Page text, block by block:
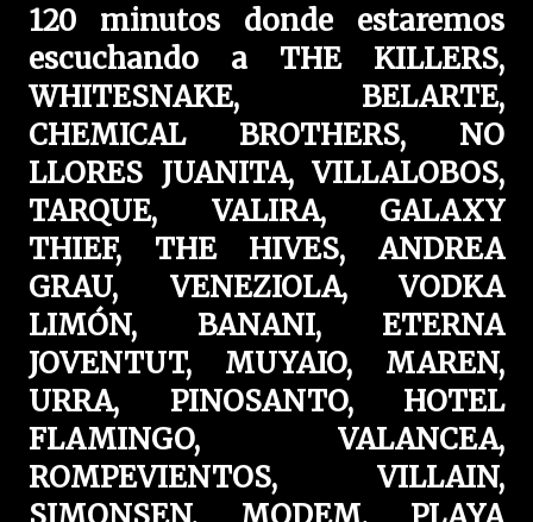
120 minutos donde estaremos
escuchando a THE KILLERS,
WHITESNAKE, BELARTE,
CHEMICAL BROTHERS, NO
LLORES JUANITA, VILLALOBOS,
TARQUE, VALIRA, GALAXY
THIEF, THE HIVES, ANDREA
GRAU, VENEZIOLA, VODKA
LIMÓN, BANANI, ETERNA
JOVENTUT, MUYAIO, MAREN,
URRA, PINOSANTO, HOTEL
FLAMINGO, VALANCEA,
ROMPEVIENTOS, VILLAIN,